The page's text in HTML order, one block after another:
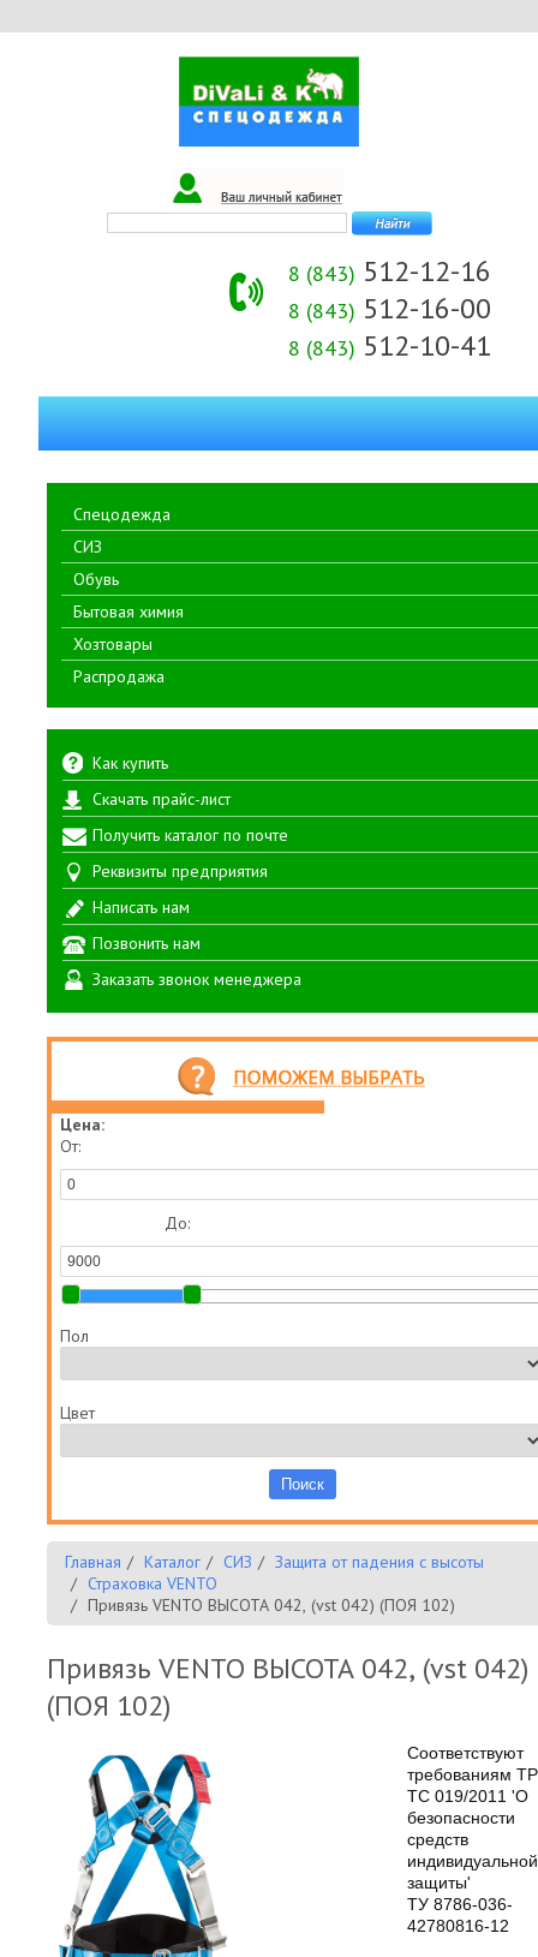
8 (843) 512-12-16
8 (843) 512-16-00
8 (843) 512-10-41
Спецодежда
СИЗ
Обувь
Бытовая химия
Хозтовары
Распродажа
Как купить
Скачать прайс-лист
Получить каталог по почте
Реквизиты предприятия
Написать нам
Позвонить нам
Заказать звонок менеджера
Цена:
От:
До:
Пол
Цвет
Главная Каталог СИЗ
Защита от падения с высоты
Страховка VENTO
Привязь VENTO ВЫСОТА 042, (vst 042) (ПОЯ 102)
Привязь VENTO ВЫСОТА 042, (vst 042)
(ПОЯ 102)
Соответствуют
требованиям ТР
ТС 019/2011 'О
безопасности
средств
индивидуальной
защиты'
ТУ 8786-036-
42780816-12